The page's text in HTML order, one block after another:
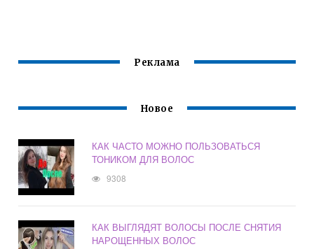
Реклама
Новое
КАК ЧАСТО МОЖНО ПОЛЬЗОВАТЬСЯ
ТОНИКОМ ДЛЯ ВОЛОС
9308
КАК ВЫГЛЯДЯТ ВОЛОСЫ ПОСЛЕ СНЯТИЯ
НАРОЩЕННЫХ ВОЛОС